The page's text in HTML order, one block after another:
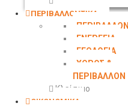
ΠΕΡΙΒΑΛΛΟΝΤΙΚΑ
ΠΕΡΙΒΑΛΛΟΝ
ΕΝΕΡΓΕΙΑ
ΓΕΩΛΟΓΙΑ
ΧΩΡΟΣ &
ΠΕΡΙΒΑΛΛΟΝ
Κλείσιμο
ΟΙΚΟΝΟΜΙΚΑ